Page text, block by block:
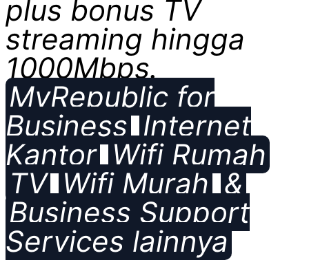
plus bonus TV
streaming hingga
1000Mbps.
MyRepublic for
Business Internet
Kantor Wifi Rumah
TV Wifi Murah &
Business Support
Services lainnya